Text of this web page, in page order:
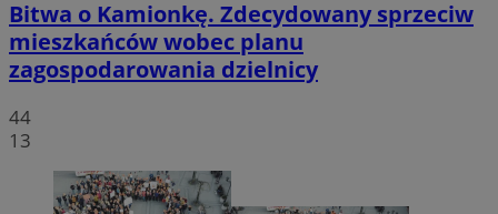
Bitwa o Kamionkę. Zdecydowany sprzeciw
mieszkańców wobec planu
zagospodarowania dzielnicy
44
13